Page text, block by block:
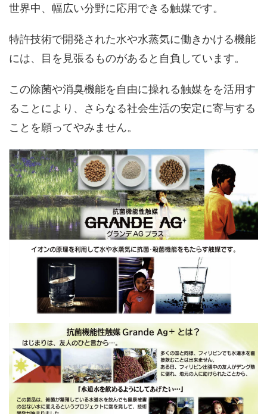
世界中、幅広い分野に応用できる触媒です。
特許技術で開発された水や水蒸気に働きかける機能
には、目を見張るものがあると自負しています。
この除菌や消臭機能を自由に操れる触媒をを活用す
ることにより、さらなる社会生活の安定に寄与する
ことを願ってやみません。